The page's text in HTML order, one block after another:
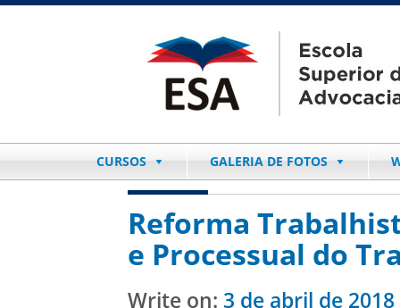
CURSOS GALERIA DE FOTOS
Reforma
e Processual do
Write on: 3 de abril de 2018